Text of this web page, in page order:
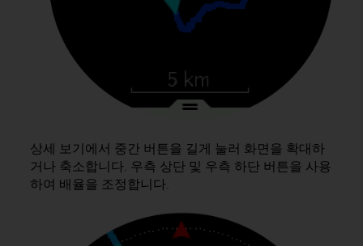
상세 보기에서 중간 버튼을 길게 눌러 화면을 확대하
거나 축소합니다. 우측 상단 및 우측 하단 버튼을 사용
하여 배율을 조정합니다.